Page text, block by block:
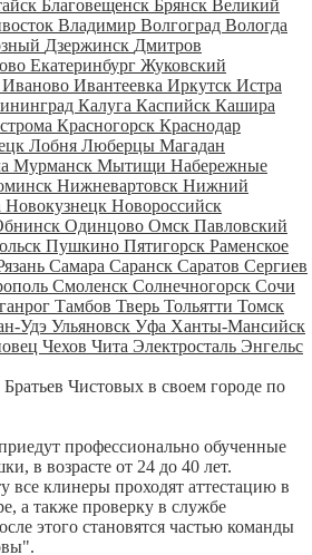
Благовещенск Брянск Великий
Владимир Волгоград Вологда
Дзержинск Дмитров
Екатеринбург Жуковский
Иваново Ивантеевка Иркутск Истра
Калуга Каспийск Кашира
Красногорск Краснодар
Лобня Люберцы Магадан
Мурманск Мытищи Набережные
Нижневартовск Нижний
Новокузнецк Новороссийск
Одинцово Омск Павловский
Пушкино Пятигорск Раменское
Самара Саранск Саратов Сергиев
Смоленск Солнечногорск Сочи
Тамбов Тверь Тольятти Томск
Удэ Ульяновск Уфа Ханты-Мансийск
Чехов Чита Электросталь Энгельс
Чистовых в своем городе по
профессионально обученные
в возрасте от 24 до 40 лет.
все клинеры проходят аттестацию в
а также проверку в службе
этого становятся частью команды